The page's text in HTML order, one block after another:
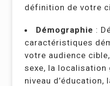
définition de votre
Démographie :
caractéristiques
votre audience
sexe, la localisation
niveau d’éducation,